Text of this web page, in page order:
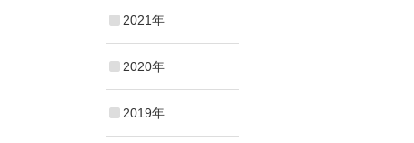
2021年
2020年
2019年